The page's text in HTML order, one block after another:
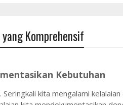
Komprehensif
Kebutuhan
kita mengalami